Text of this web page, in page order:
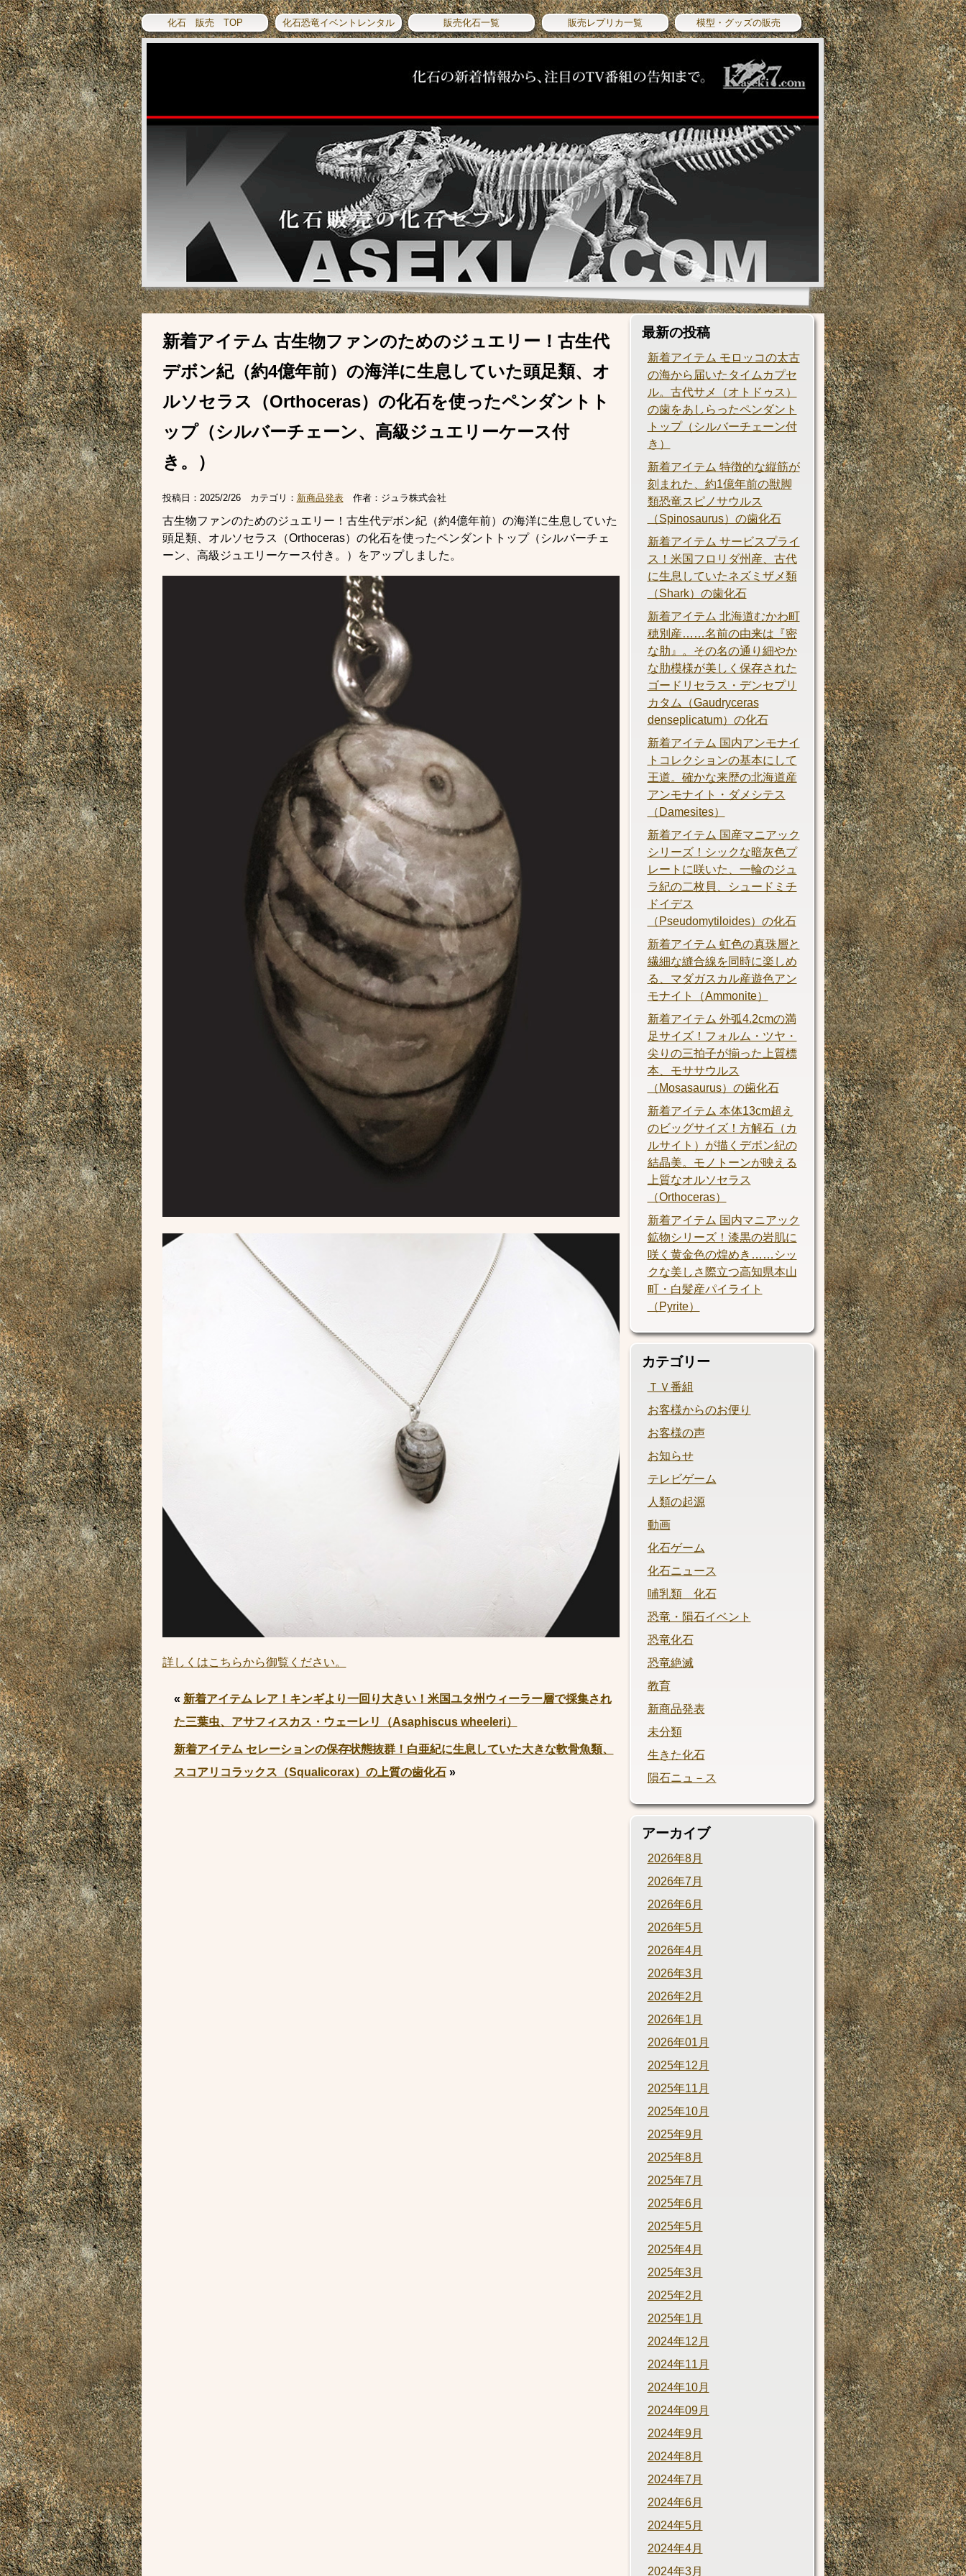
化石 販売 TOP 化石恐竜イベントレンタル 販売化石一覧 販売レプリカ一覧 模型・グッズの販売
新着アイテム 古生物ファンのためのジュエリー！古生代
デボン紀（約4億年前）の海洋に生息していた頭足類、オ
ルソセラス（Orthoceras）の化石を使ったペンダントト
ップ（シルバーチェーン、高級ジュエリーケース付
き。）
投稿日： 2025/2/26カテゴリ： 新商品発表作者： ジュラ株式会社
古生物ファンのためのジュエリー！古生代デボン紀（約4億年前）の海洋に生息していた
頭足類、オルソセラス（Orthoceras）の化石を使ったペンダントトップ（シルバーチェ
ーン、高級ジュエリーケース付き。）をアップしました。
詳しくはこちらから御覧ください。
« 新着アイテム レア！キンギより一回り大きい！米国ユタ州ウィーラー層で採集され
た三葉虫、アサフィスカス・ウェーレリ（Asaphiscus wheeleri）
新着アイテム セレーションの保存状態抜群！白亜紀に生息していた大きな軟骨魚類、
スコアリコラックス（Squalicorax）の上質の歯化石»
最新の投稿
新着アイテム モロッコの太古
の海から届いたタイムカプセ
ル。古代サメ（オトドゥス）
の歯をあしらったペンダント
トップ（シルバーチェーン付
き）
新着アイテム 特徴的な縦筋が
刻まれた、約1億年前の獣脚
類恐竜スピノサウルス
（Spinosaurus）の歯化石
新着アイテム サービスプライ
ス！米国フロリダ州産、古代
に生息していたネズミザメ類
（Shark）の歯化石
新着アイテム 北海道むかわ町
穂別産……名前の由来は『密
な肋』。その名の通り細やか
な肋模様が美しく保存された
ゴードリセラス・デンセプリ
カタム（Gaudryceras
denseplicatum）の化石
新着アイテム 国内アンモナイ
トコレクションの基本にして
王道。確かな来歴の北海道産
アンモナイト・ダメシテス
（Damesites）
新着アイテム 国産マニアック
シリーズ！シックな暗灰色プ
レートに咲いた、一輪のジュ
ラ紀の二枚貝、シュードミチ
ドイデス
（Pseudomytiloides）の化石
新着アイテム 虹色の真珠層と
繊細な縫合線を同時に楽しめ
る、マダガスカル産遊色アン
モナイト（Ammonite）
新着アイテム 外弧4.2cmの満
足サイズ！フォルム・ツヤ・
尖りの三拍子が揃った上質標
本、モササウルス
（Mosasaurus）の歯化石
新着アイテム 本体13cm超え
のビッグサイズ！方解石（カ
ルサイト）が描くデボン紀の
結晶美。モノトーンが映える
上質なオルソセラス
（Orthoceras）
新着アイテム 国内マニアック
鉱物シリーズ！漆黒の岩肌に
咲く黄金色の煌めき……シッ
クな美しさ際立つ高知県本山
町・白髪産パイライト
（Pyrite）
カテゴリー
ＴＶ番組
お客様からのお便り
お客様の声
お知らせ
テレビゲーム
人類の起源
動画
化石ゲーム
化石ニュース
哺乳類 化石
恐竜・隕石イベント
恐竜化石
恐竜絶滅
教育
新商品発表
未分類
生きた化石
隕石ニュ－ス
アーカイブ
2026年8月
2026年7月
2026年6月
2026年5月
2026年4月
2026年3月
2026年2月
2026年1月
2026年01月
2025年12月
2025年11月
2025年10月
2025年9月
2025年8月
2025年7月
2025年6月
2025年5月
2025年4月
2025年3月
2025年2月
2025年1月
2024年12月
2024年11月
2024年10月
2024年09月
2024年9月
2024年8月
2024年7月
2024年6月
2024年5月
2024年4月
2024年3月